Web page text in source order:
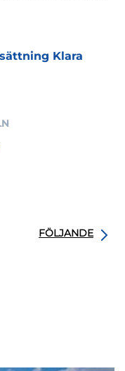
Klara
FÖLJANDE